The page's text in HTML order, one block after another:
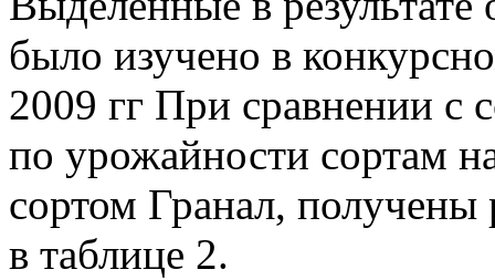
было изучено в
2009 гг При сравнении с
по урожайности сортам
сортом Гранал, получены
в таблице 2.